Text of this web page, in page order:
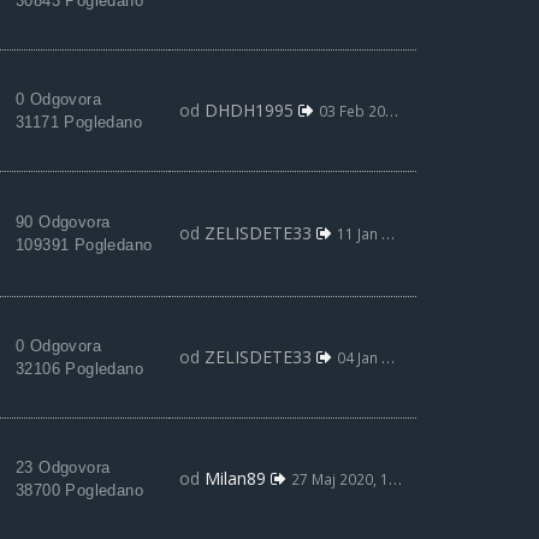
0 Odgovora
31171 Pogledano
od DHDH1995 03 Feb 2021, 19:19
90 Odgovora
109391 Pogledano
od ZELISDETE33 11 Jan 2021, 15:48
0 Odgovora
32106 Pogledano
od ZELISDETE33 04 Jan 2021, 20:55
23 Odgovora
38700 Pogledano
od Milan89 27 Maj 2020, 12:05